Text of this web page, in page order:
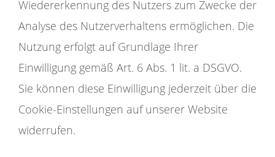
Wiedererkennung des Nutzers zum Zwecke der
Analyse des Nutzerverhaltens ermöglichen. Die
Nutzung erfolgt auf Grundlage Ihrer
Einwilligung gemäß Art. 6 Abs. 1 lit. a DSGVO.
Sie können diese Einwilligung jederzeit über die
Cookie-Einstellungen auf unserer Website
widerrufen.